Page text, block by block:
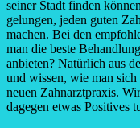
seiner Stadt finden
gelungen, jeden guten
machen. Bei den
man die beste
anbieten? Natürlich aus
und wissen, wie man
neuen Zahnarztpraxis.
dagegen etwas Positives